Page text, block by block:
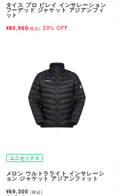
タイス プロ ビレイ インサレーション
フーデッド ジャケット アジアンフィ
ット
¥80,960(税込) 20% OFF
ユニセックス
メロン ウルトラライト インサレーシ
ョン ジャケット アジアンフィット
¥69,300(税込)